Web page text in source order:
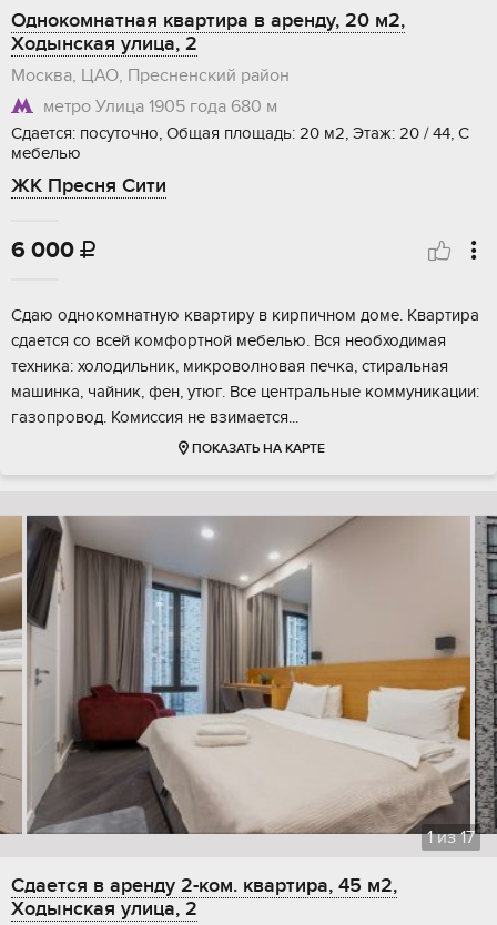
Однокомнатная квартира в аренду, 20 м2,
Ходынская улица, 2
Москва, ЦАО, Пресненский район
метро Улица 1905 года 680 м
Сдается: посуточно, Общая площадь: 20 м2, Этаж: 20 / 44, С
мебелью
ЖК Пресня Сити
6 000 
Сдаю однокомнатную квартиру в кирпичном доме. Квартира
сдается со всей комфортной мебелью. Вся необходимая
техника: холодильник, микроволновая печка, стиральная
машинка, чайник, фен, утюг. Все центральные коммуникации:
газопровод. Комиссия не взимается...
ПОКАЗАТЬ НА КАРТЕ
1из17
Сдается в аренду 2-ком. квартира, 45 м2,
Ходынская улица, 2